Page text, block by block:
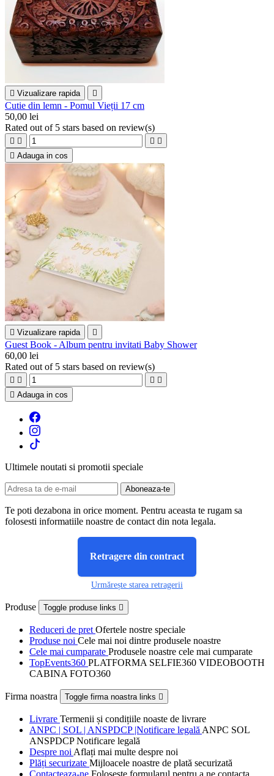
 Vizualizare rapida 
Cutie din lemn - Pomul Vieții 17 cm
50,00 lei
Rated out of 5 stars based on review(s)
   
 Adauga in cos
 Vizualizare rapida 
Guest Book - Album pentru invitati Baby Shower
60,00 lei
Rated out of 5 stars based on review(s)
   
 Adauga in cos
Ultimele noutati si promotii speciale
Te poti dezabona in orice moment. Pentru aceasta te rugam sa
folosesti informatiile noastre de contact din nota legala.
Retragere din contract
Urmărește starea retragerii
Produse Toggle produse links 
Reduceri de pret Ofertele nostre speciale
Produse noi Cele mai noi dintre produsele noastre
Cele mai cumparate Produsele noastre cele mai cumparate
TopEvents360 PLATFORMA SELFIE360 VIDEOBOOTH
CABINA FOTO360
Firma noastra Toggle firma noastra links 
Livrare Termenii și condițiile noaste de livrare
ANPC | SOL | ANSPDCP |Notificare legală ANPC SOL
ANSPDCP Notificare legală
Despre noi Aflați mai multe despre noi
Plăți securizate Mijloacele noastre de plată securizată
Contacteaza-ne Foloseste formularul pentru a ne contacta